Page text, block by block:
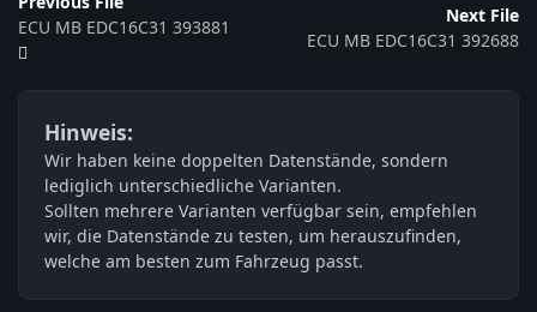
ECU MB EDC16C31 393881
Next File
ECU MB EDC16C31 392688
Hinweis:
Wir haben keine doppelten Datenstände, sondern
lediglich unterschiedliche Varianten.
Sollten mehrere Varianten verfügbar sein, empfehlen
wir, die Datenstände zu testen, um herauszufinden,
welche am besten zum Fahrzeug passt.